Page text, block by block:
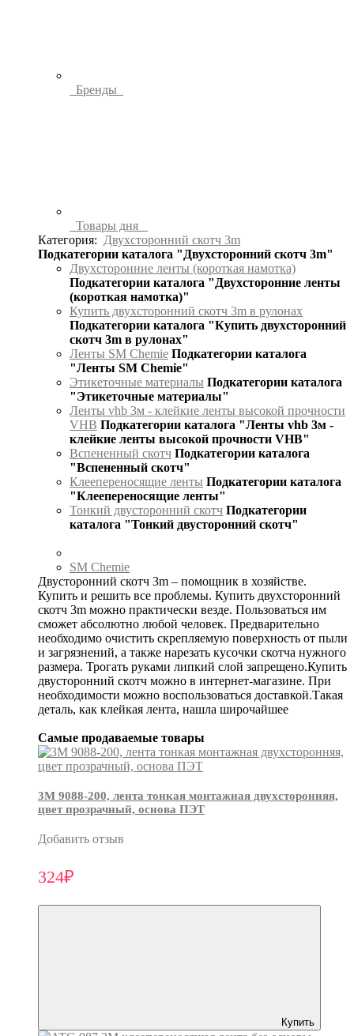
Бренды
Товары дня
Категория:
Двухсторонний скотч 3m
Подкатегории каталога "Двухсторонний скотч 3m"
Двухсторонние ленты (короткая намотка)
Подкатегории каталога "Двухсторонние ленты
(короткая намотка)"
Купить двухсторонний скотч 3m в рулонах
Подкатегории каталога "Купить двухсторонний
скотч 3m в рулонах"
Ленты SM Chemie Подкатегории каталога
"Ленты SM Chemie"
Этикеточные материалы Подкатегории каталога
"Этикеточные материалы"
Ленты vhb 3м - клейкие ленты высокой прочности
VHB Подкатегории каталога "Ленты vhb 3м -
клейкие ленты высокой прочности VHB"
Вспененный скотч Подкатегории каталога
"Вспененный скотч"
Клеепереносящие ленты Подкатегории каталога
"Клеепереносящие ленты"
Тонкий двусторонний скотч Подкатегории
каталога "Тонкий двусторонний скотч"
SM Chemie
Двусторонний скотч 3m – помощник в хозяйстве.
Купить и решить все проблемы. Купить двухсторонний
скотч 3m можно практически везде. Пользоваться им
сможет абсолютно любой человек. Предварительно
необходимо очистить скрепляемую поверхность от пыли
и загрязнений, а также нарезать кусочки скотча нужного
размера. Трогать руками липкий слой запрещено.Купить
двусторонний скотч можно в интернет-магазине. При
необходимости можно воспользоваться доставкой.Такая
деталь, как клейкая лента, нашла широчайшее
Самые продаваемые товары
3М 9088-200, лента тонкая монтажная двухсторонняя,
цвет прозрачный, основа ПЭТ
Добавить отзыв
324₽
Купить